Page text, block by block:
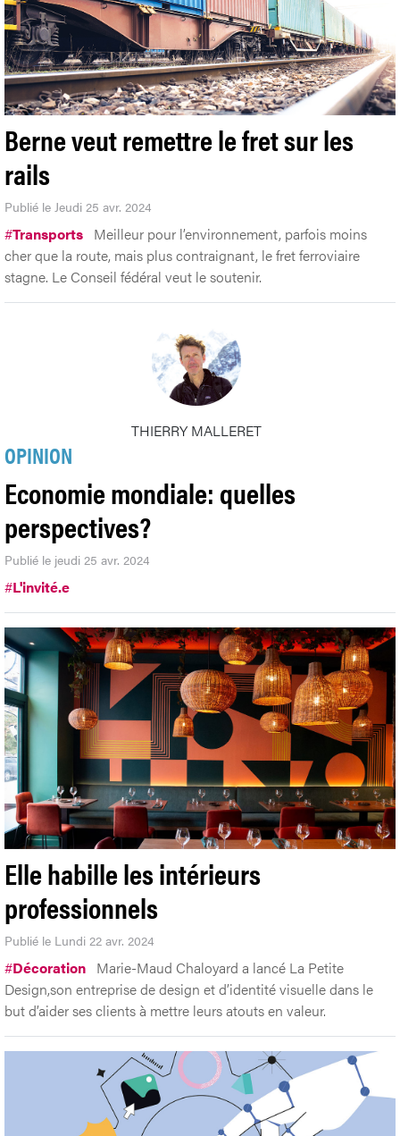
Berne veut remettre le fret sur les
rails
Publié le Jeudi 25 avr. 2024
#Transports Meilleur pour l’environnement, parfois moins
cher que la route, mais plus contraignant, le fret ferroviaire
stagne. Le Conseil fédéral veut le soutenir.
THIERRY MALLERET
OPINION
Economie mondiale: quelles
perspectives?
Publié le jeudi 25 avr. 2024
#L'invité.e
Elle habille les intérieurs
professionnels
Publié le Lundi 22 avr. 2024
#Décoration Marie-Maud Chaloyard a lancé La Petite
Design,son entreprise de design et d’identité visuelle dans le
but d’aider ses clients à mettre leurs atouts en valeur.